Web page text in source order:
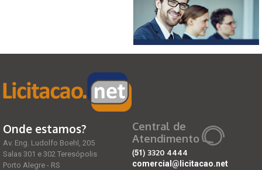
Onde estamos?
Av. Eng. Ludolfo Boehl, 205
Salas 301 e 302 Teresópolis
Porto Alegre - RS
Central de
Atendimento
(51) 3320 4444
comercial@licitacao.net